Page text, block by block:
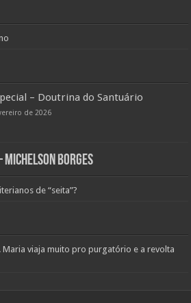
– Doutrina do Santuário
de 2026
Borges
de “seita”?
viaja muito pro purgatório e a revolta